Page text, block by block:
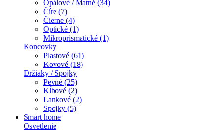
Opálové / Matné (34)
Číre (7)
Čierne (4)
Optické (1)
Mikroprismatické (1)
Koncovky
Plastové (61)
Kovové (18)
Držiaky / Spojky
Pevné (25)
Kĺbové (2)
Lankové (2)
Spojky (5)
Smart home
Osvetlenie